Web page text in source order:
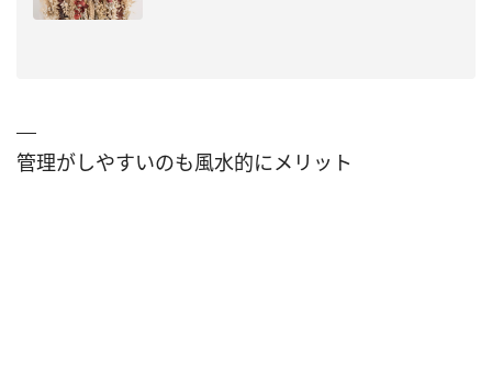
管理がしやすいのも風水的にメリット